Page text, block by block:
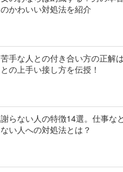
のかわいい対処法を紹介
苦手な人との付き合い方の正解
との上手い接し方を伝授！
謝らない人の特徴14選。仕事な
ない人への対処法とは？